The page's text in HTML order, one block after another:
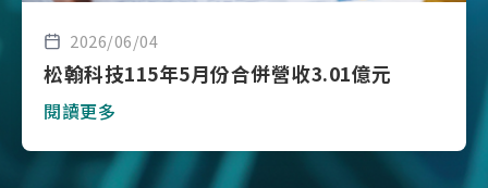
2026/06/04
松翰科技115年5月份合併營收3.01億元
閱讀更多